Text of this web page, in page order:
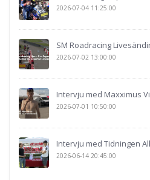
2026-07-04 11:25:00
SM Roadracing
2026-07-02 13:00:00
Intervju med Maxximus
2026-07-01 10:50:00
Intervju med Tidningen
2026-06-14 20:45:00